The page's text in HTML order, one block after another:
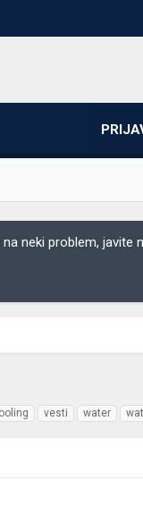
neki problem, javite
vesti water